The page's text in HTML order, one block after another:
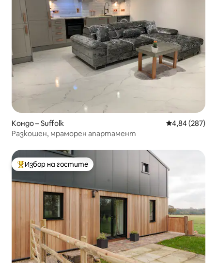
Кондо – Suffolk Средна
4,84 (287)
Разкошен, мраморен апартамент
Най-популярен избор на гостите
Избор на гостите